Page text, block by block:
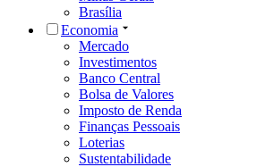
Brasília
Economia
Mercado
Investimentos
Banco Central
Bolsa de Valores
Imposto de Renda
Finanças Pessoais
Loterias
Sustentabilidade